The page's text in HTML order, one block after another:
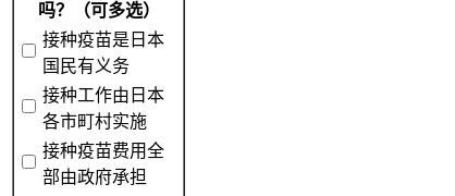
吗？（可多选）
接种疫苗是日本
国民有义务
接种工作由日本
各市町村实施
接种疫苗费用全
部由政府承担